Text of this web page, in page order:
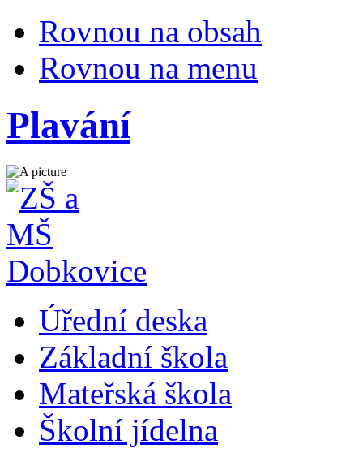
Rovnou na obsah
Rovnou na menu
Plavání
Úřední deska
Základní škola
Mateřská škola
Školní jídelna